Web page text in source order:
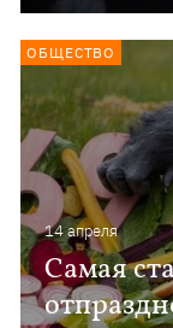
14 апреля
Самая
ОБЩЕСТВО